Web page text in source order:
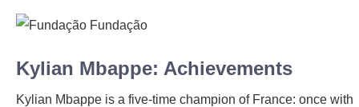
Kylian Mbappe: Achievements
Kylian Mbappe is a five-time champion of France: once with